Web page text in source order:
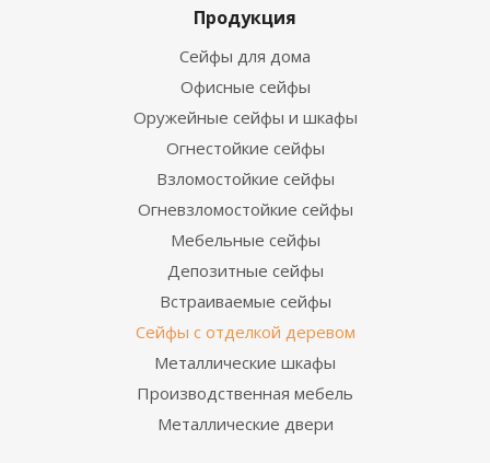
Продукция
Сейфы для дома
Офисные сейфы
Оружейные сейфы и шкафы
Огнестойкие сейфы
Взломостойкие сейфы
Огневзломостойкие сейфы
Мебельные сейфы
Депозитные сейфы
Встраиваемые сейфы
Сейфы с отделкой деревом
Металлические шкафы
Производственная мебель
Металлические двери